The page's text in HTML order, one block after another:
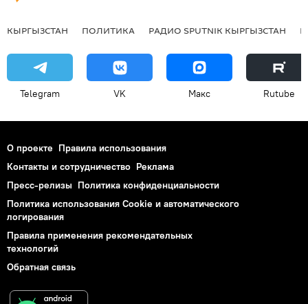
КЫРГЫЗСТАН ПОЛИТИКА РАДИО SPUTNIK КЫРГЫЗСТАН
Telegram VK Макс Rutube
О проекте Правила использования
Контакты и сотрудничество Реклама
Пресс-релизы Политика конфиденциальности
Политика использования Cookie и автоматического
логирования
Правила применения рекомендательных
технологий
Обратная связь